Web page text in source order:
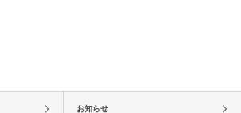
お知らせ